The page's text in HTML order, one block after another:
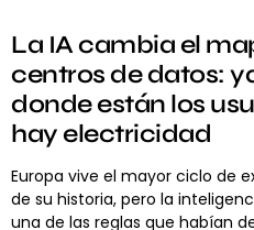
La IA cambia el
centros de datos:
donde están los
hay electricidad
Europa vive el mayor ciclo de
de su historia, pero la
una de las reglas que habían